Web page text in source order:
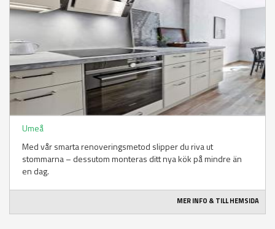
Umeå
Med vår smarta renoveringsmetod slipper du riva ut
stommarna – dessutom monteras ditt nya kök på mindre än
en dag.
MER INFO & TILL HEMSIDA